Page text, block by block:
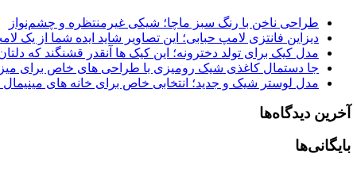
طراحی ناخن با رنگ سبز ماچا؛ شیکی غیرمنتظره و چشم‌نواز
دیزاین فانتزی لامپ حبابی؛ این تصاویر شاید ایده شما از یک
مدل کیک برای تولد دخترونه؛ این کیک ها آنقدر قشنگند که
جا دستمال کاغذی شیک رومیزی با طراحی های خاص برای
مدل لوستر شیک و جدید؛ انتخابی خاص برای خانه های
آخرین دیدگاه‌ها
بایگانی‌ها